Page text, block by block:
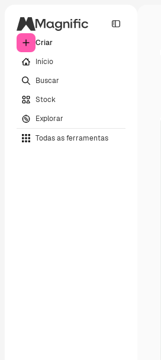
Criar
Início
Buscar
Stock
Explorar
Todas as ferramentas